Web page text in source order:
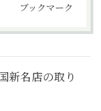
ブックマーク
新名店の取り